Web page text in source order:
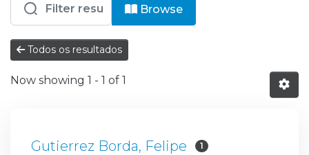
Entities
Browse
Todos os resultados
Now showing 1 - 1 of 1
Gutierrez Borda, Felipe 1